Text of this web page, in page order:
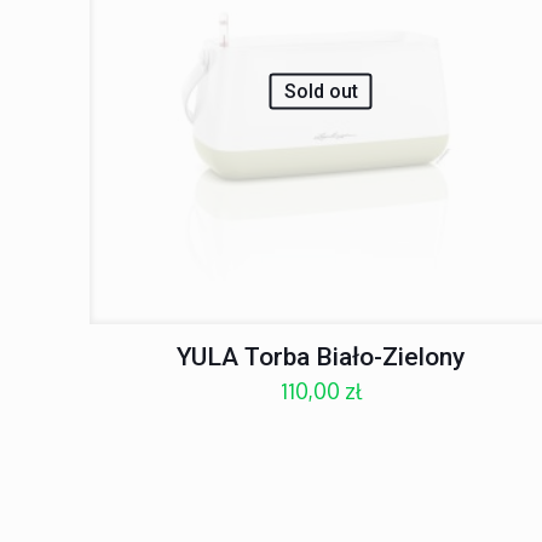
Sold out
YULA Torba Biało-Zielony
110,00 zł